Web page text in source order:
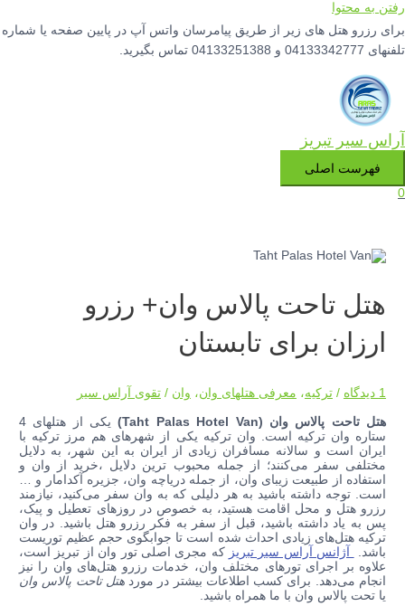
رفتن به محتوا
برای رزرو هتل های زیر از طریق پیامرسان واتس آپ در پایین صفحه یا شماره
تلفنهای 04133342777 و 04133251388 تماس بگیرید.
آراس سیر تبریز
فهرست اصلی
0
هتل تاحت پالاس وان+ رزرو
ارزان برای تابستان
1 دیدگاه /ترکیه، معرفی هتلهای وان، وان /تقوی آراس سیر
هتل تاحت پالاس وان (TahtPalas Hotel Van
)
یکی از هتلهای 4
ستاره وان ترکیه است. وان ترکیه یکی از شهر‌های هم مرز ترکیه با
ایران است و سالانه مسافران زیادی از ایران به این شهر، به دلایل
مختلفی سفر می‌کنند؛ از جمله محبوب ترین دلایل ،خرید از وان و
استفاده از طبیعت زیبای وان، از جمله دریاچه وان، جزیره آکدامار و …
است. توجه داشته باشید به هر دلیلی که به وان سفر می‌کنید، نیازمند
رزرو هتل و محل اقامت هستید، به خصوص در روزهای تعطیل و پیک،
پس به یاد داشته باشید، قبل از سفر به فکر رزرو هتل باشید. در وان
ترکیه هتل‌های زیادی احداث شده است تا جوابگوی حجم عظیم توریست
باشد.
آژانس آراس سیر تبریز که مجری اصلی تور وان از تبریز است،
علاوه بر اجرای تور‌های مختلف وان، خدمات رزرو هتل‌های وان را نیز
انجام می‌دهد. برای کسب اطلاعات بیشتر در موردهتل تاحت پالاس وان
یا تحت پالاس وان با ما همراه باشید.